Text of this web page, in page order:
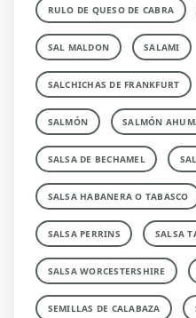
RULO DE QUESO DE CABRA
SAL MALDON SALAMI
SALCHICHAS DE FRANKFURT
SALMÓN SALMÓN
SALSA DE BECHAMEL
SALSA HABANERA O TABASCO
SALSA PERRINS SALSA
SALSA WORCESTERSHIRE
SEMILLAS DE CALABAZA